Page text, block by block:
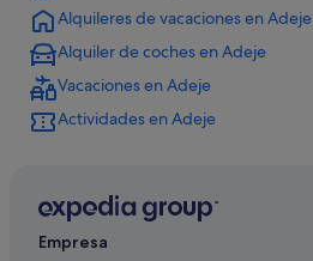
Diamond Resorts en Playa Paraíso
Barcelo hoteles en Playa Paraíso
Casas privadas de vacaciones en Adeje
Riu Hotels en La Caleta
Hoteles de aventura en Playa Paraíso
Hoteles boutique en Callao Salvaje
Alquileres de vacaciones en Adeje
Alquiler de coches en Adeje
Vacaciones en Adeje
Actividades en Adeje
Empresa